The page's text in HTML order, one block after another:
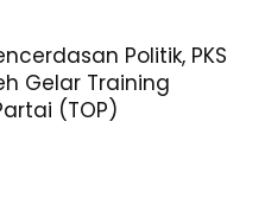
Politik, PKS
Gelar Training
(TOP)